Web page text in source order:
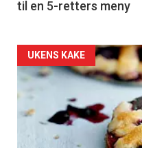
til en 5-retters meny
Forsiden
akkurat
nå
UKENS KAKE